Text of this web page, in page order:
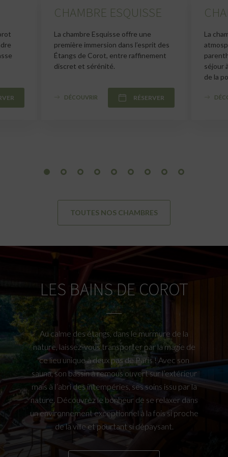
CHAMBRE ESQUISSE
La chambre Esquisse offre une
première immersion dans l’esprit des
Étangs de Corot, entre raffinement
discret et sérénité.
DÉCOUVRIR RÉSERVER
La
séjour
de la
TOUTES NOS CHAMBRES
LES BAINS DE COROT
Au calme des étangs, dans le murmure de la
nature, laissez-vous transporter par la magie de
ce lieu unique à deux pas de Paris ! Avec son
sauna, son bassin à remous ouvert sur l’extérieur
mais à l’abri des intempéries, ses soins issu par la
nature. Découvrez le bonheur de se relaxer dans
un environnement exceptionnel à la fois si proche
de la ville et pourtant si dépaysant.